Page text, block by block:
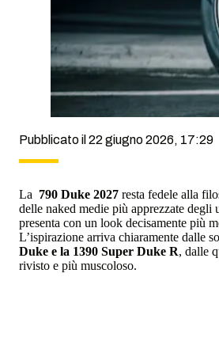
Pubblicato il 22 giugno 2026, 17:29
La 790 Duke 2027 resta fedele alla
delle naked medie più apprezzate degli
presenta con un look decisamente più
L’ispirazione arriva chiaramente dalle
Duke e la 1390 Super Duke R, dalle
rivisto e più muscoloso.